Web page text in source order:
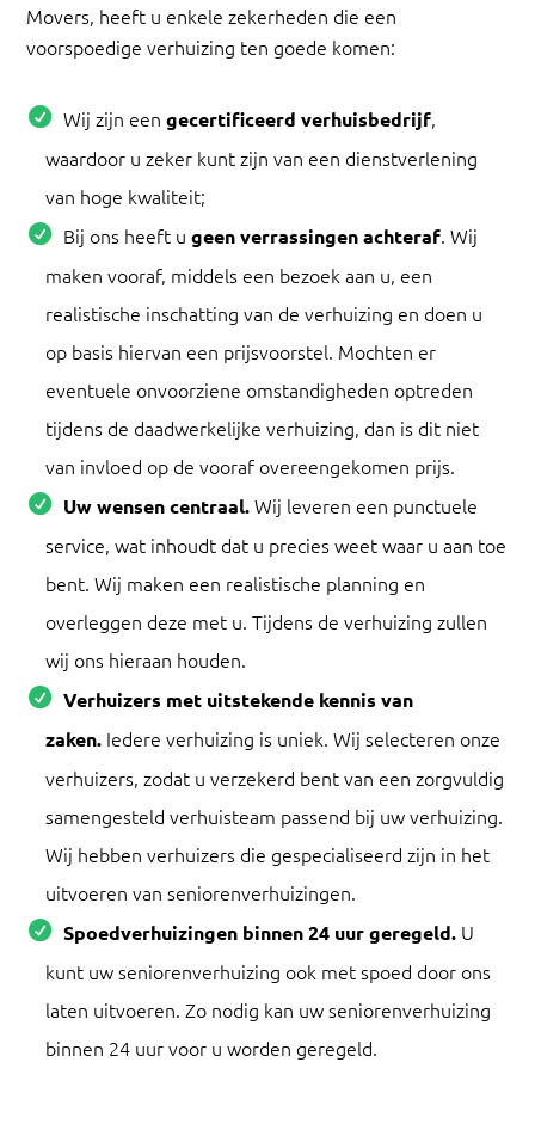
Movers, heeft u enkele zekerheden die een
voorspoedige verhuizing ten goede komen:
Wij zijn eengecertificeerd verhuisbedrijf,
waardoor u zeker kunt zijn van een dienstverlening
van hoge kwaliteit;
Bij ons heeft ugeen verrassingen achteraf. Wij
maken vooraf, middels een bezoek aan u, een
realistische inschatting van de verhuizing en doen u
op basis hiervan een prijsvoorstel. Mochten er
eventuele onvoorziene omstandigheden optreden
tijdens de daadwerkelijke verhuizing, dan is dit niet
van invloed op de vooraf overeengekomen prijs.
Uw wensen centraal.Wij leveren een punctuele
service, wat inhoudt dat u precies weet waar u aan toe
bent. Wij maken een realistische planning en
overleggen deze met u. Tijdens de verhuizing zullen
wij ons hieraan houden.
Verhuizers met uitstekende kennis van
zaken. Iedere verhuizing is uniek. Wij selecteren onze
verhuizers, zodat u verzekerd bent van een zorgvuldig
samengesteld verhuisteam passend bij uw verhuizing.
Wij hebben verhuizers die gespecialiseerd zijn in het
uitvoeren van seniorenverhuizingen.
Spoedverhuizingen binnen 24 uur geregeld. U
kunt uw seniorenverhuizing ook met spoed door ons
laten uitvoeren. Zo nodig kan uw seniorenverhuizing
binnen 24 uur voor u worden geregeld.